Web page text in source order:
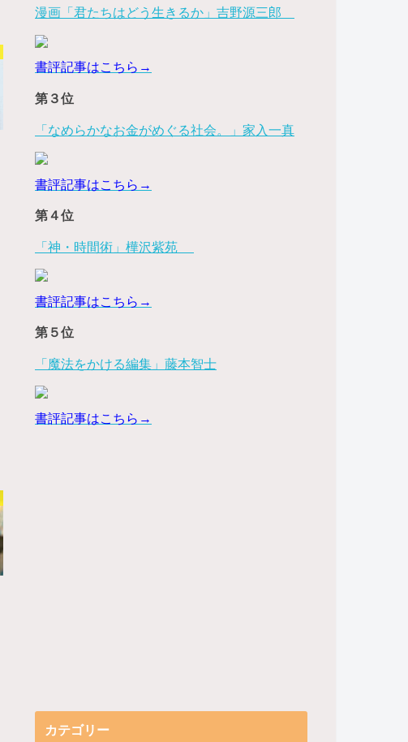
漫画「君たちはどう生きるか」吉野源三郎
書評記事はこちら→
第３位
「なめらかなお金がめぐる社会。」家入一真
書評記事はこちら→
第４位
「神・時間術」樺沢紫苑
書評記事はこちら→
第５位
「魔法をかける編集」藤本智士
書評記事はこちら→
カテゴリー